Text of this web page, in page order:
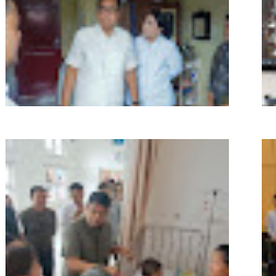
Kesbangpol, Langkah Awal
Perkuat Profesionalisme
Media Online
Walikota Medan Nonaktifkan
Lurah Aur, Rico Waas : Tak Ada
Toleransi bagi Penyalahgunaan
Wewenang